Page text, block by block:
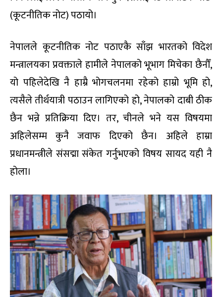
(कूटनीतिक नोट) पठायो।
नेपालले कूटनीतिक नोट पठाएकै साँझ भारतको विदेश
मन्त्रालयका प्रवक्ताले हामीले नेपालको भूभाग मिचेका छैनौँ,
यो पहिलेदेखि नै हाम्रै भोगचलनमा रहेको हाम्रो भूमि हो,
त्यसैले तीर्थयात्री पठाउन लागिएको हो, नेपालको दाबी ठीक
छैन भन्ने प्रतिक्रिया दिए। तर, चीनले भने यस विषयमा
अहिलेसम्म कुनै जवाफ दिएको छैन। अहिले हाम्रा
प्रधानमन्त्रीले संसद्मा संकेत गर्नुभएको विषय सायद यही नै
होला।